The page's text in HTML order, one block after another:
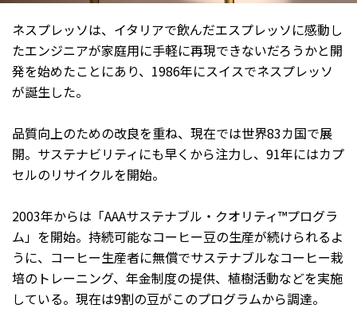
ネスプレッソは、イタリアで飲んだエスプレッソに感動し
たエンジニアが家庭用に手軽に再現できないだろうかと開
発を始めたことにあり、1986年にスイスでネスプレッソ
が誕生した。
品質向上のための改良を重ね、現在では世界83カ国で展
開。サステナビリティにも早くから注力し、91年にはカプ
セルのリサイクルを開始。
2003年からは「AAAサステナブル・クオリティ™プログラ
ム」を開始。持続可能なコーヒー豆の生産が続けられるよ
うに、コーヒー生産者に無償でサステナブルなコーヒー栽
培のトレーニング、年金制度の提供、植樹活動などを実施
している。現在は9割の豆がこのプログラムから調達。